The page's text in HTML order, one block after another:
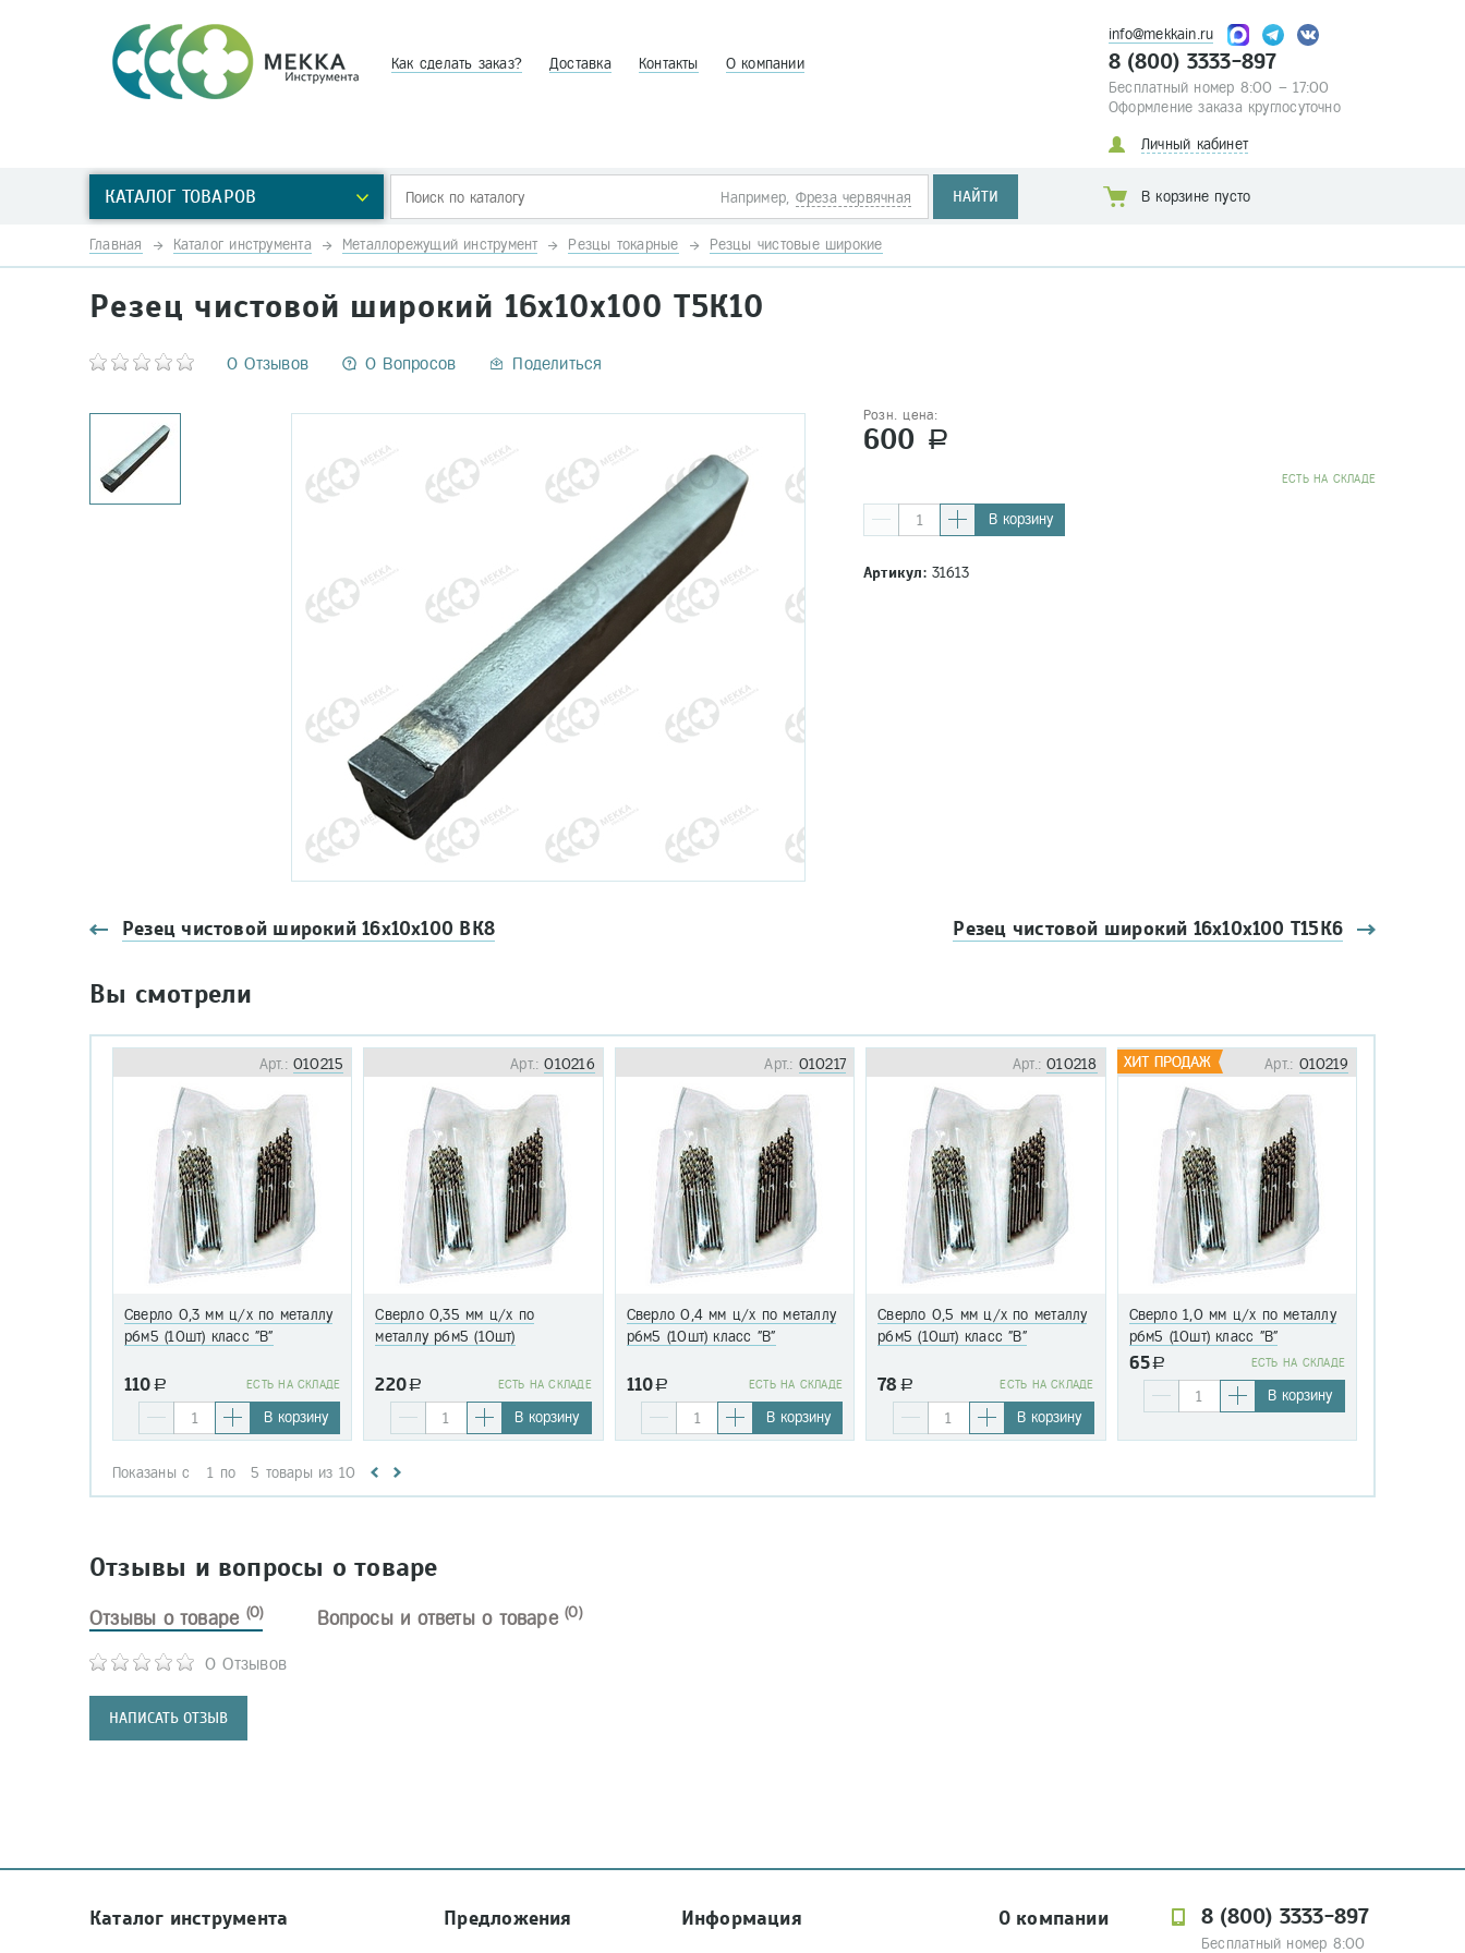
Как сделать заказ? Доставка Контакты О компании
info@mekkain.ru
8 (800) 3333-897
Бесплатный номер 8:00 – 17:00
Оформление заказа круглосуточно
Личный кабинет
КАТАЛОГ ТОВАРОВ Например, Фреза червячная НАЙТИ В корзине пусто
Главная Каталог инструмента Металлорежущий инструмент Резцы токарные Резцы чистовые широкие
Резец чистовой широкий 16х10х100 Т5К10
0 Отзывов 0 Вопросов Поделиться
Розн. цена:
600 a
EСТЬ НА СКЛАДЕ
В корзину
Артикул:31613
Резец чистовой широкий 16х10х100 ВК8 Резец чистовой широкий 16х10x100 Т15К6
Вы смотрели
Арт.:010215
Сверло 0,3 мм ц/х по металлу
р6м5 (10шт) класс "В"
110 a EСТЬ НА СКЛАДЕ
В корзину
Арт.:010216
Сверло 0,35 мм ц/х по
металлу р6м5 (10шт)
220a EСТЬ НА СКЛАДЕ
В корзину
Арт.: 010217
Сверло 0,4 мм ц/х по металлу
р6м5 (10шт) класс "В"
110a EСТЬ НА СКЛАДЕ
В корзину
Арт.:010218
Сверло 0,5 мм ц/х по металлу
р6м5 (10шт) класс "В"
78 a EСТЬ НА СКЛАДЕ
В корзину
Арт.: 010219
Сверло 1,0 мм ц/х по металлу
р6м5 (10шт) класс "В"
65a EСТЬ НА СКЛАДЕ
В корзину
Показаны с 1 по 5 товары из 10
Отзывы и вопросы о товаре
Отзывы о товаре (0)
0 Отзывов
НАПИСАТЬ ОТЗЫВ
Вопросы и ответы о товаре(0)
Каталог инструмента Предложения Информация О компании 8 (800) 3333-897
Бесплатный номер 8:00